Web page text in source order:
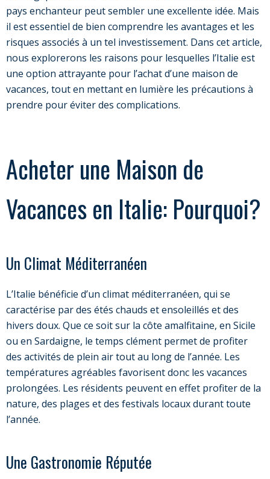
pays enchanteur peut sembler une excellente idée. Mais
il est essentiel de bien comprendre les avantages et les
risques associés à un tel investissement. Dans cet article,
nous explorerons les raisons pour lesquelles l’Italie est
une option attrayante pour l’achat d’une maison de
vacances, tout en mettant en lumière les précautions à
prendre pour éviter des complications.
Acheter une Maison de
Vacances en Italie: Pourquoi?
Un Climat Méditerranéen
L’Italie bénéficie d’un climat méditerranéen, qui se
caractérise par des étés chauds et ensoleillés et des
hivers doux. Que ce soit sur la côte amalfitaine, en Sicile
ou en Sardaigne, le temps clément permet de profiter
des activités de plein air tout au long de l’année. Les
températures agréables favorisent donc les vacances
prolongées. Les résidents peuvent en effet profiter de la
nature, des plages et des festivals locaux durant toute
l’année.
Une Gastronomie Réputée